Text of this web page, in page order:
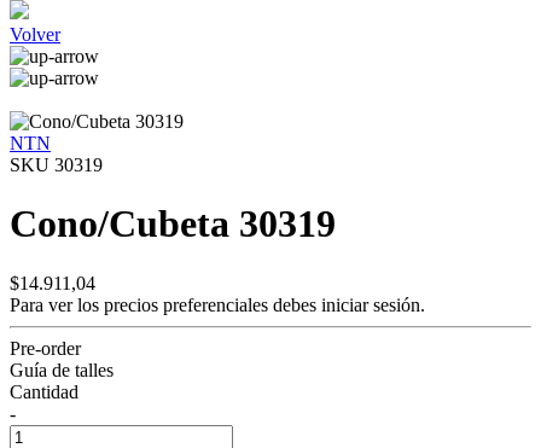
Volver
NTN
SKU 30319
Cono/Cubeta 30319
$14.911,04
Para ver los precios preferenciales debes iniciar sesión.
Pre-order
Guía de talles
Cantidad
-